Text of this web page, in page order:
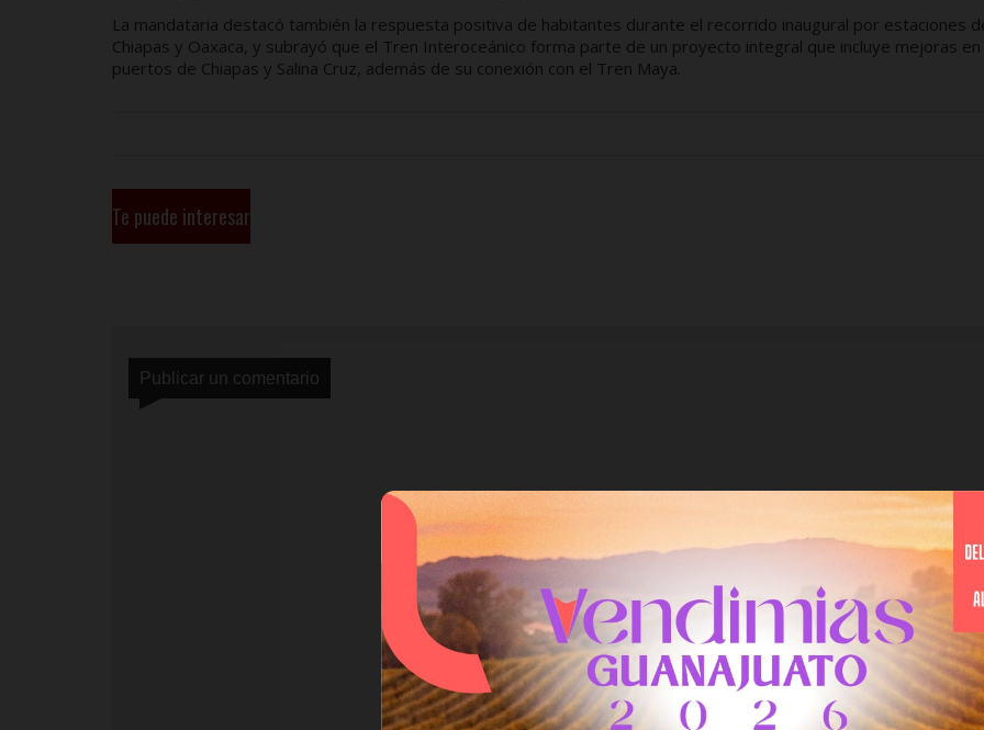
La mandataria destacó también la respuesta positiva de habitantes durante el recorrido inaugural por estaciones
Chiapas y Oaxaca, y subrayó que el Tren Interoceánico forma parte de un proyecto integral que incluye mejoras en
puertos de Chiapas y Salina Cruz, además de su conexión con el Tren Maya.
Te puede interesar
Publicar un comentario